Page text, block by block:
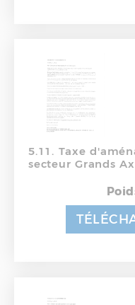
5.11. Taxe
secteur Grands